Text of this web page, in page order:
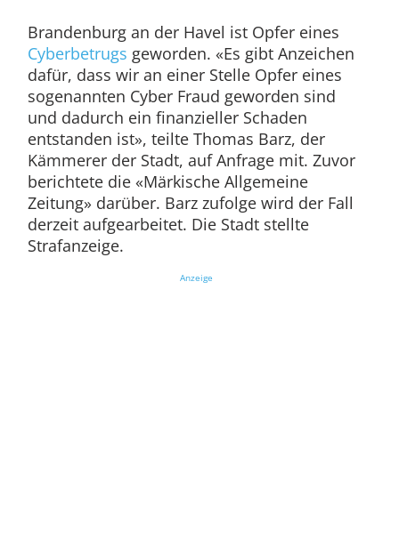
Brandenburg an der Havel ist Opfer eines
Cyberbetrugs geworden. «Es gibt Anzeichen
dafür, dass wir an einer Stelle Opfer eines
sogenannten Cyber Fraud geworden sind
und dadurch ein finanzieller Schaden
entstanden ist», teilte Thomas Barz, der
Kämmerer der Stadt, auf Anfrage mit. Zuvor
berichtete die «Märkische Allgemeine
Zeitung» darüber. Barz zufolge wird der Fall
derzeit aufgearbeitet. Die Stadt stellte
Strafanzeige.
Anzeige